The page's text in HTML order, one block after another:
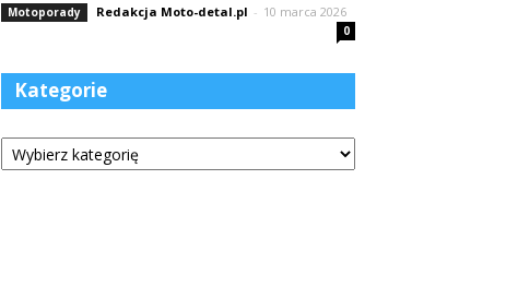
Motoporady Redakcja Moto-detal.pl - 10 marca 2026
0
Kategorie
Kategorie